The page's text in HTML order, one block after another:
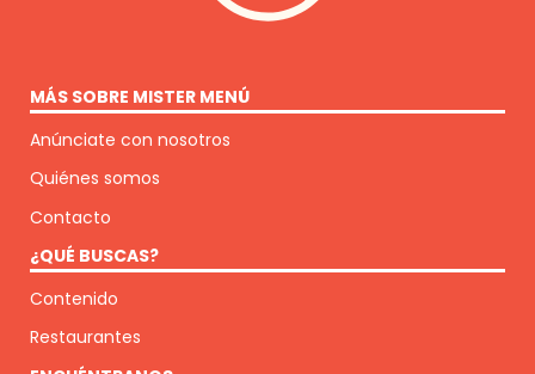
MÁS SOBRE MISTER MENÚ
Anúnciate con nosotros
Quiénes somos
Contacto
¿QUÉ BUSCAS?
Contenido
Restaurantes